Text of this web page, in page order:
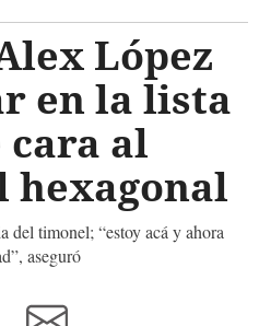
López
en la lista
cara al
del timonel; “estoy acá y ahora
aseguró